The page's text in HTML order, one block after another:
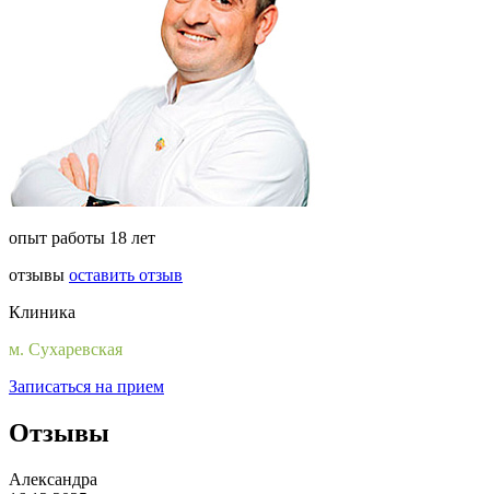
опыт работы 18 лет
отзывы оставить отзыв
Клиника
м. Сухаревская
Записаться на прием
Отзывы
Александра